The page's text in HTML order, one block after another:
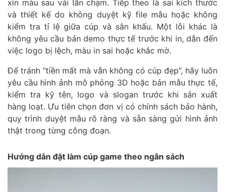
xỉn màu sau vài lần chạm. Tiếp theo là sai kích thước
và thiết kế do không duyệt kỹ file mẫu hoặc không
kiểm tra tỉ lệ giữa cúp và sân khấu. Một lỗi khác là
không yêu cầu bản demo thực tế trước khi in, dẫn đến
việc logo bị lệch, màu in sai hoặc khắc mờ.
Để tránh “tiền mất mà vẫn không có cúp đẹp”, hãy luôn
yêu cầu hình ảnh mô phỏng 3D hoặc bản mẫu thực tế,
kiểm tra kỹ tên, logo và slogan trước khi sản xuất
hàng loạt. Ưu tiên chọn đơn vị có chính sách bảo hành,
quy trình duyệt mẫu rõ ràng và sẵn sàng gửi hình ảnh
thật trong từng công đoạn.
Hướng dẫn đặt làm cúp game theo ngân sách